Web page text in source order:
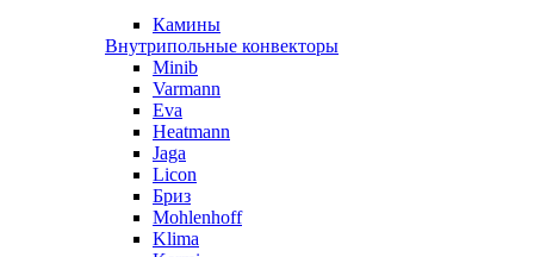
Камины
Внутрипольные конвекторы
Minib
Varmann
Eva
Heatmann
Jaga
Licon
Бриз
Mohlenhoff
Klima